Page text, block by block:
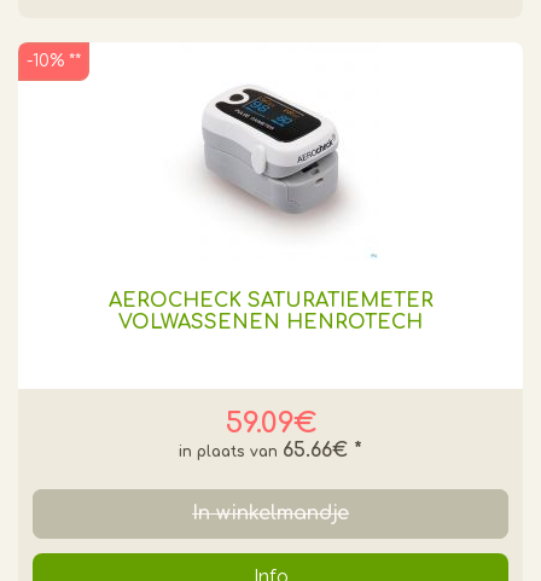
AEROCHECK SATURATIEMETER
VOLWASSENEN HENROTECH
59.09€
65.66€ *
-10% **
In winkelmandje
Info